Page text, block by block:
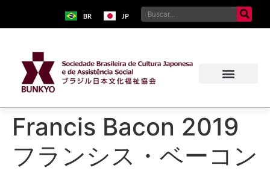
BR JP
Francis Bacon 2019
フランシス・ベーコン